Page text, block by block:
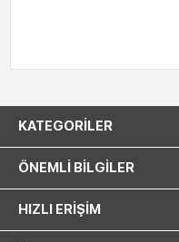
KATEGORILER
ÖNEMLI BILGILER
HIZLI ERIŞIM